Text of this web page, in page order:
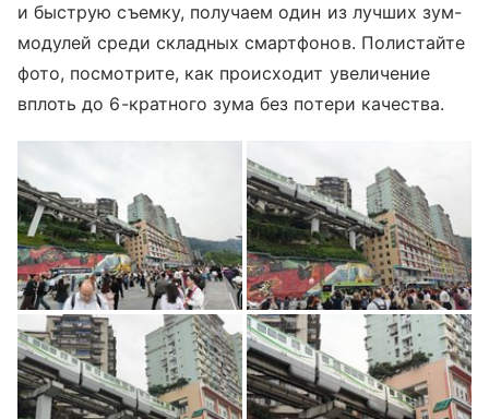
и быструю съемку, получаем один из лучших зум-
модулей среди складных смартфонов. Полистайте
фото, посмотрите, как происходит увеличение
вплоть до 6-кратного зума без потери качества.